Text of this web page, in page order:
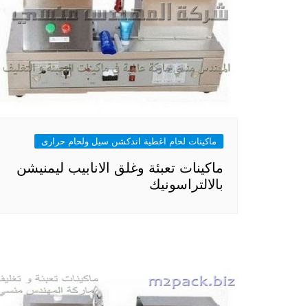
ماكينات لحام اغطية اندكشن سيل ولحام حرارى
ماكينات تعبئة وغلق الانابيب ليمنيشن
بالالتراسونيك